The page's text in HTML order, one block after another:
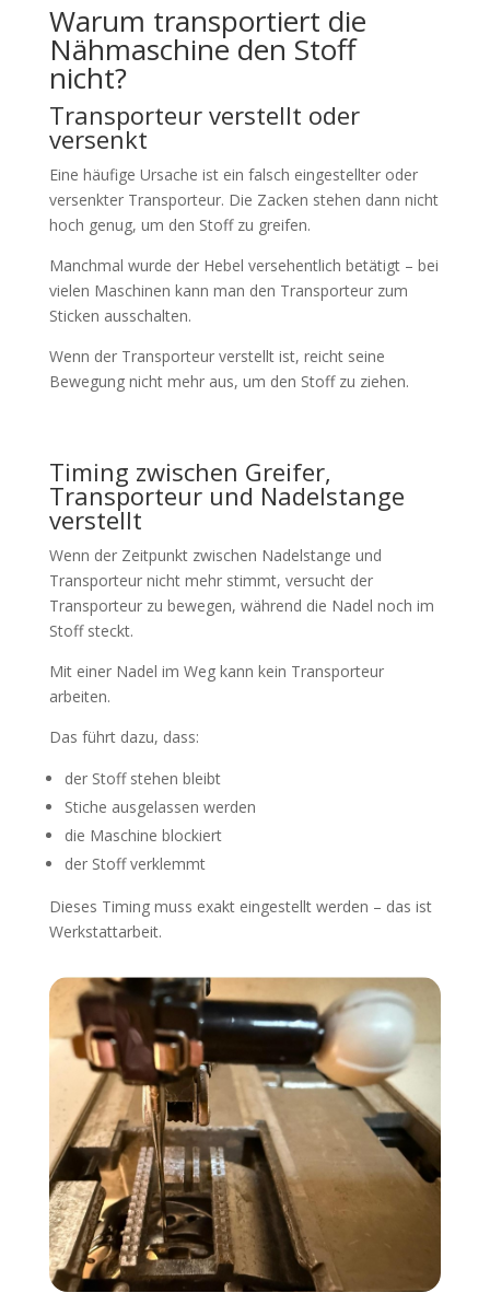
Warum transportiert die
Nähmaschine den Stoff
nicht?
Transporteur verstellt oder
versenkt
Eine häufige Ursache ist ein falsch eingestellter oder
versenkter Transporteur. Die Zacken stehen dann nicht
hoch genug, um den Stoff zu greifen.
Manchmal wurde der Hebel versehentlich betätigt – bei
vielen Maschinen kann man den Transporteur zum
Sticken ausschalten.
Wenn der Transporteur verstellt ist, reicht seine
Bewegung nicht mehr aus, um den Stoff zu ziehen.
Timing zwischen Greifer,
Transporteur und Nadelstange
verstellt
Wenn der Zeitpunkt zwischen Nadelstange und
Transporteur nicht mehr stimmt, versucht der
Transporteur zu bewegen, während die Nadel noch im
Stoff steckt.
Mit einer Nadel im Weg kann kein Transporteur
arbeiten.
Das führt dazu, dass:
der Stoff stehen bleibt
Stiche ausgelassen werden
die Maschine blockiert
der Stoff verklemmt
Dieses Timing muss exakt eingestellt werden – das ist
Werkstattarbeit.